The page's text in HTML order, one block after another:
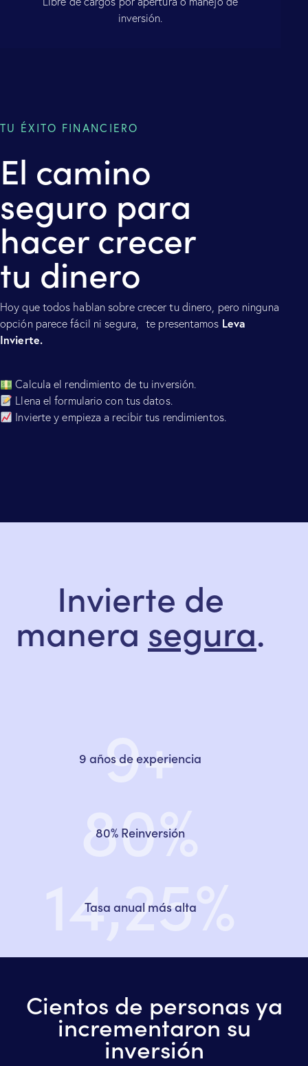
inversión.
TU ÉXITO FINANCIERO
El camino
seguro para
hacer crecer
tu dinero
Hoy que todos hablan sobre crecer tu dinero, pero ninguna
opción parece fácil ni segura, te presentamos Leva
Invierte.
Calcula el rendimiento de tu inversión.
Llena el formulario con tus datos.
Invierte y empieza a recibir tus rendimientos.
Invierte de
manera segura.
9+
9 años de experiencia
80%
80% Reinversión
14,25%
Tasa anual más alta
Cientos de personas ya
incrementaron su
inversión